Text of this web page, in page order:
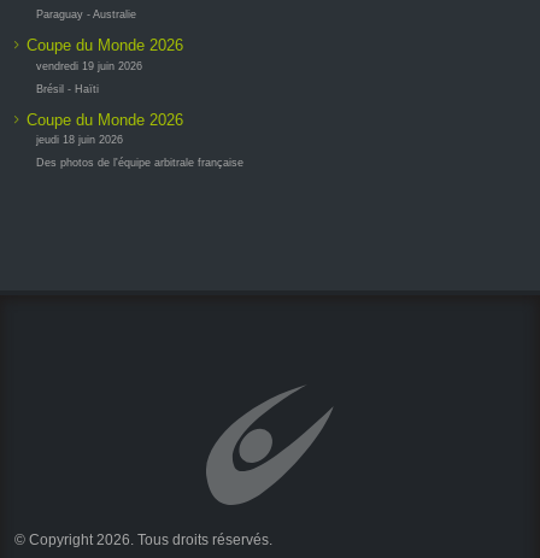
Paraguay - Australie
Coupe du Monde 2026
vendredi 19 juin 2026
Brésil - Haïti
Coupe du Monde 2026
jeudi 18 juin 2026
Des photos de l'équipe arbitrale française
© Copyright 2026. Tous droits réservés.